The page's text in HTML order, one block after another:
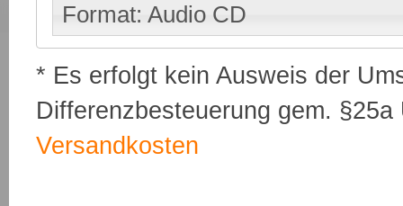
Format: Audio CD
* Es erfolgt kein Ausweis der
Differenzbesteuerung gem.
Versandkosten